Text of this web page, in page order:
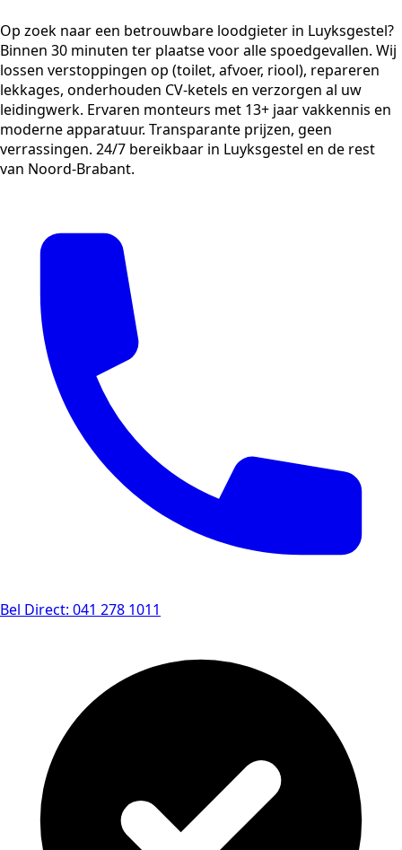
Op zoek naar een betrouwbare loodgieter in Luyksgestel?
Binnen 30 minuten ter plaatse voor alle spoedgevallen. Wij
lossen verstoppingen op (toilet, afvoer, riool), repareren
lekkages, onderhouden CV-ketels en verzorgen al uw
leidingwerk. Ervaren monteurs met 13+ jaar vakkennis en
moderne apparatuur. Transparante prijzen, geen
verrassingen. 24/7 bereikbaar in Luyksgestel en de rest
van Noord-Brabant.
Bel Direct: 041 278 1011